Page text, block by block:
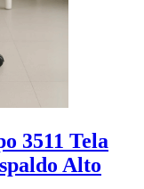
3511 Tela
Alto